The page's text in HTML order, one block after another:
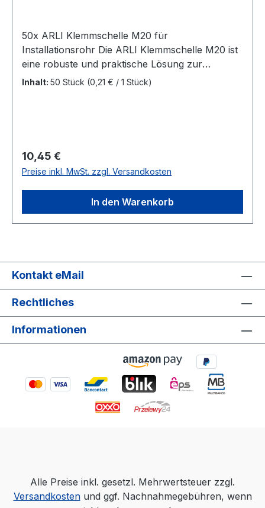
50x ARLI Klemmschelle M20 für
Installationsrohr Die ARLI Klemmschelle M20 ist
eine robuste und praktische Lösung zur
sicheren Befestigung von Installationsrohren.
Geeignet für Nageldübel oder Schrauben
Inhalt: 50 Stück (0,21 € / 1 Stück)
Regulärer Preis:
10,45 €
Preise inkl. MwSt. zzgl. Versandkosten
In den Warenkorb
Kontakt eMail
Rechtliches
Informationen
Alle Preise inkl. gesetzl. Mehrwertsteuer zzgl.
Versandkostenund ggf. Nachnahmegebühren, wenn